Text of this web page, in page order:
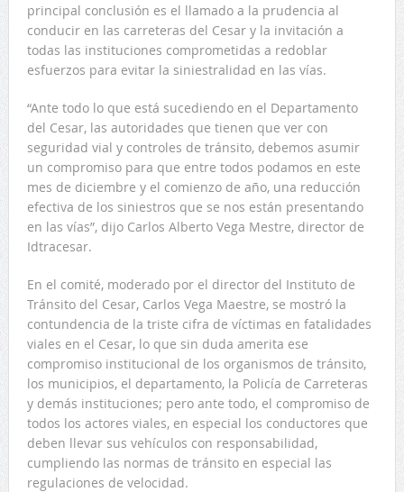
principal conclusión es el llamado a la prudencia al
conducir en las carreteras del Cesar y la invitación a
todas las instituciones comprometidas a redoblar
esfuerzos para evitar la siniestralidad en las vías.
“Ante todo lo que está sucediendo en el Departamento
del Cesar, las autoridades que tienen que ver con
seguridad vial y controles de tránsito, debemos asumir
un compromiso para que entre todos podamos en este
mes de diciembre y el comienzo de año, una reducción
efectiva de los siniestros que se nos están presentando
en las vías”, dijo Carlos Alberto Vega Mestre, director de
Idtracesar.
En el comité, moderado por el director del Instituto de
Tránsito del Cesar, Carlos Vega Maestre, se mostró la
contundencia de la triste cifra de víctimas en fatalidades
viales en el Cesar, lo que sin duda amerita ese
compromiso institucional de los organismos de tránsito,
los municipios, el departamento, la Policía de Carreteras
y demás instituciones; pero ante todo, el compromiso de
todos los actores viales, en especial los conductores que
deben llevar sus vehículos con responsabilidad,
cumpliendo las normas de tránsito en especial las
regulaciones de velocidad.